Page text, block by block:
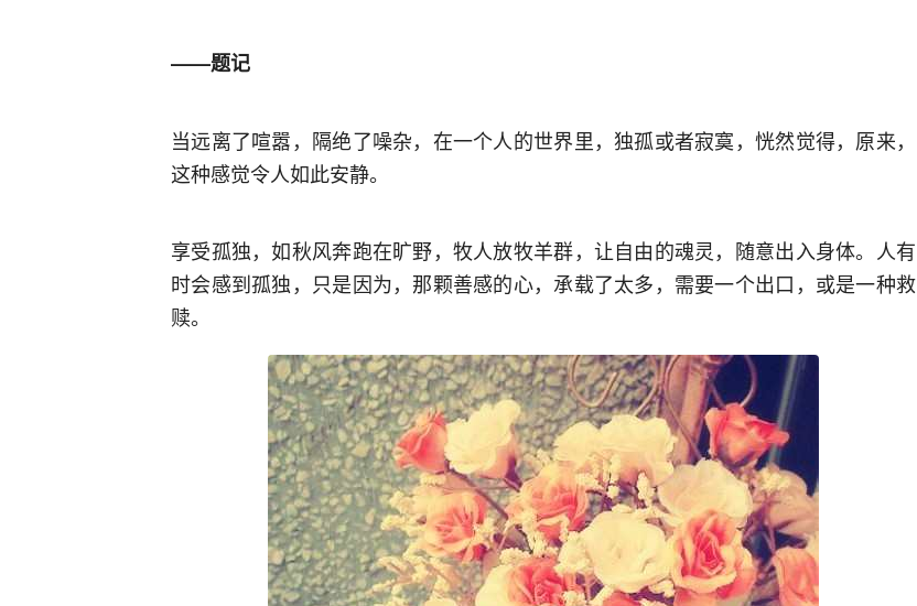
——题记
当远离了喧嚣，隔绝了噪杂，在一个人的世界里，独孤或者寂寞，恍然觉得，原来，
这种感觉令人如此安静。
享受孤独，如秋风奔跑在旷野，牧人放牧羊群，让自由的魂灵，随意出入身体。人有
时会感到孤独，只是因为，那颗善感的心，承载了太多，需要一个出口，或是一种救
赎。